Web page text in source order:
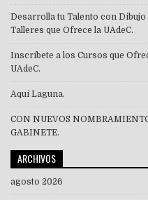
Desarrolla tu Talento con
Talleres que Ofrece la UAdeC.
Inscríbete a los Cursos que
UAdeC.
Aquí Laguna.
CON NUEVOS
GABINETE.
ARCHIVOS
agosto 2026